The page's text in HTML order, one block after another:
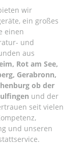
wir
ein großes
einen
und
aus
Rot am See,
Gerabronn,
ob der
und der
seit vielen
und unseren